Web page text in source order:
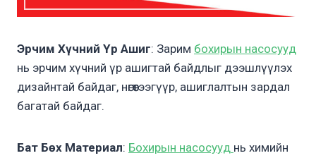
Эрчим Хүчний Үр Ашиг: Зарим бохирын насосууд
нь эрчим хүчний үр ашигтай байдлыг дээшлүүлэх
дизайнтай байдаг, нөгөөтээгүүр, ашиглалтын зардал
багатай байдаг.
Бат Бөх Материал: Бохирын насосууд нь химийн